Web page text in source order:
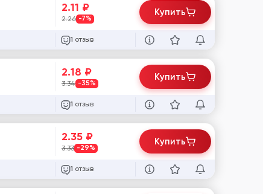
2.11 ₽
2.26 -7%
1 отзыв
Купить
2.18 ₽
3.34 -35%
1 отзыв
Купить
2.35 ₽
3.33 -29%
1 отзыв
Купить